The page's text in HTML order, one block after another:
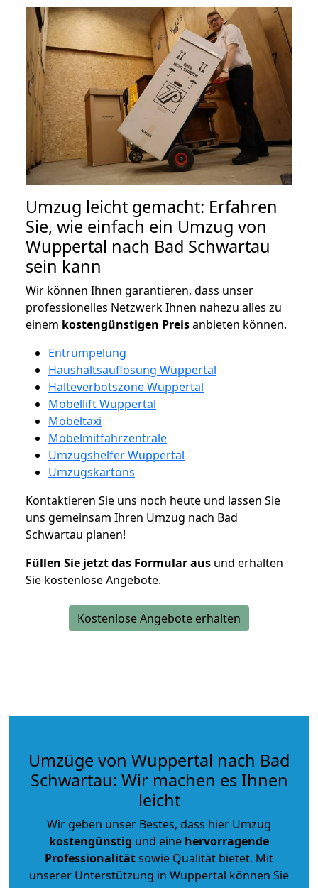
Umzug leicht gemacht: Erfahren
Sie, wie einfach ein Umzug von
Wuppertal nach Bad Schwartau
sein kann
Wir können Ihnen garantieren, dass unser
professionelles Netzwerk Ihnen nahezu alles zu
einem kostengünstigen Preisanbieten können.
Entrümpelung
Haushaltsauflösung Wuppertal
Halteverbotszone Wuppertal
Möbellift Wuppertal
Möbeltaxi
Möbelmitfahrzentrale
Umzugshelfer Wuppertal
Umzugskartons
Kontaktieren Sie uns noch heute und lassen Sie
uns gemeinsam Ihren Umzug nach Bad
Schwartau planen!
Füllen Sie jetzt das Formular aus und erhalten
Sie kostenlose Angebote.
Kostenlose Angebote erhalten
Umzüge von Wuppertal nach Bad
Schwartau: Wir machen es Ihnen
leicht
Wir geben unser Bestes, dass hier Umzug
kostengünstig und eine hervorragende
Professionalitätsowie Qualität bietet. Mit
unserer Unterstützung in Wuppertal können Sie